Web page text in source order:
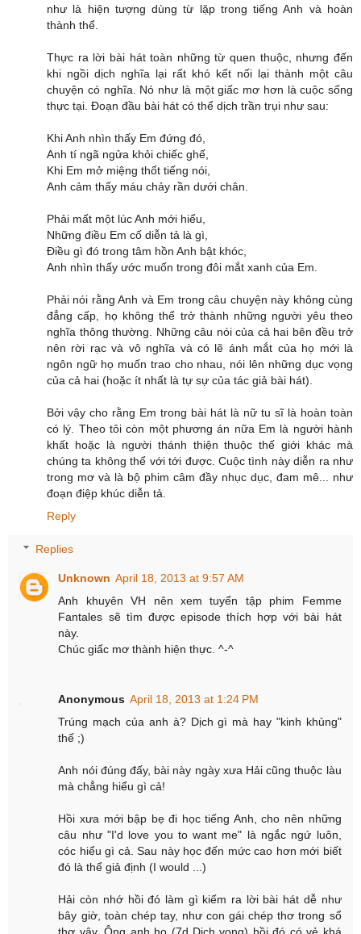
như là hiện tượng dùng từ lặp trong tiếng Anh và hoàn
thành thể.
Thực ra lời bài hát toàn những từ quen thuộc, nhưng đến
khi ngồi dịch nghĩa lại rất khó kết nối lại thành một câu
chuyện có nghĩa. Nó như là một giấc mơ hơn là cuộc sống
thực tại. Đoạn đầu bài hát có thể dịch trần trụi như sau:
Khi Anh nhìn thấy Em đứng đó,
Anh tí ngã ngửa khỏi chiếc ghế,
Khi Em mở miệng thốt tiếng nói,
Anh cảm thấy máu chảy rần dưới chân.
Phải mất một lúc Anh mới hiểu,
Những điều Em cố diễn tả là gì,
Điều gì đó trong tâm hồn Anh bật khóc,
Anh nhìn thấy ước muốn trong đôi mắt xanh của Em.
Phải nói rằng Anh và Em trong câu chuyện này không cùng
đẳng cấp, họ không thể trở thành những người yêu theo
nghĩa thông thường. Những câu nói của cả hai bên đều trở
nên rời rạc và vô nghĩa và có lẽ ánh mắt của họ mới là
ngôn ngữ họ muốn trao cho nhau, nói lên những dục vọng
của cả hai (hoặc ít nhất là tự sự của tác giả bài hát).
Bởi vậy cho rằng Em trong bài hát là nữ tu sĩ là hoàn toàn
có lý. Theo tôi còn một phương án nữa Em là người hành
khất hoặc là người thánh thiện thuộc thế giới khác mà
chúng ta không thể với tới được. Cuộc tình này diễn ra như
trong mơ và là bộ phim câm đầy nhục dục, đam mê... như
đoạn điệp khúc diễn tả.
Reply
Replies
Unknown April 18, 2013 at 9:57 AM
Anh khuyên VH nên xem tuyển tập phim Femme
Fantales sẽ tìm được episode thích hợp với bài hát
này.
Chúc giấc mơ thành hiện thực. ^-^
Anonymous April 18, 2013 at 1:24 PM
Trúng mạch của anh à? Dịch gì mà hay "kinh khủng"
thế ;)
Anh nói đúng đấy, bài này ngày xưa Hải cũng thuộc làu
mà chẳng hiểu gì cả!
Hồi xưa mới bập bẹ đi học tiếng Anh, cho nên những
câu như "I'd love you to want me" là ngắc ngứ luôn,
cóc hiểu gì cả. Sau này học đến mức cao hơn mới biết
đó là thể giả định (I would ...)
Hải còn nhớ hồi đó làm gì kiếm ra lời bài hát dễ như
bây giờ, toàn chép tay, như con gái chép thơ trong sổ